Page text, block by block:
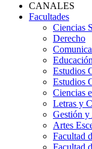
CANALES
Facultades
Ciencias
Derecho
Educación
Estudios
Estudios
Ciencias
Letras y
Gestión
Artes
Facultad
Facultad